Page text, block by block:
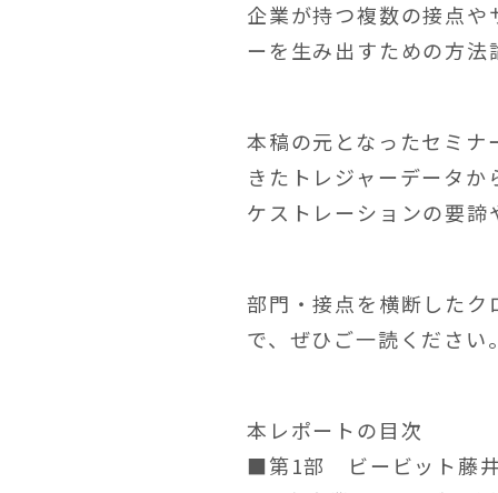
企業が持つ複数の接点
ーを生み出すための方法
本稿の元となったセミナ
きたトレジャーデータ
ケストレーションの要諦
部門・接点を横断した
で、ぜひご一読ください。
本レポートの目次
■第1部 ビービット藤井